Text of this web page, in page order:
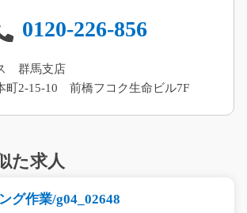
0120-226-856
群馬支店
町2-15-10 前橋フコク生命ビル7F
た求人
グ作業/g04_02648